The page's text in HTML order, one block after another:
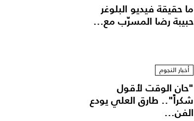
ما حقيقة فيديو البلوغر
حبيبة رضا المسرّب مع...
أخبار النجوم
"حان الوقت لأقول
شكراً".. طارق العلي يودع
الفن...